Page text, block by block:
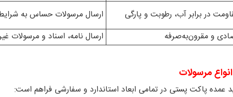
در برابر آب، رطوبت و پارگی
ارسال مرسولات حساس به
و مقرون‌به‌صرفه ارسال نامه، اسناد و مرسولات
مرسولات
عمده پاکت پستی در تمامی ابعاد استاندارد و سفارشی فراهم است: